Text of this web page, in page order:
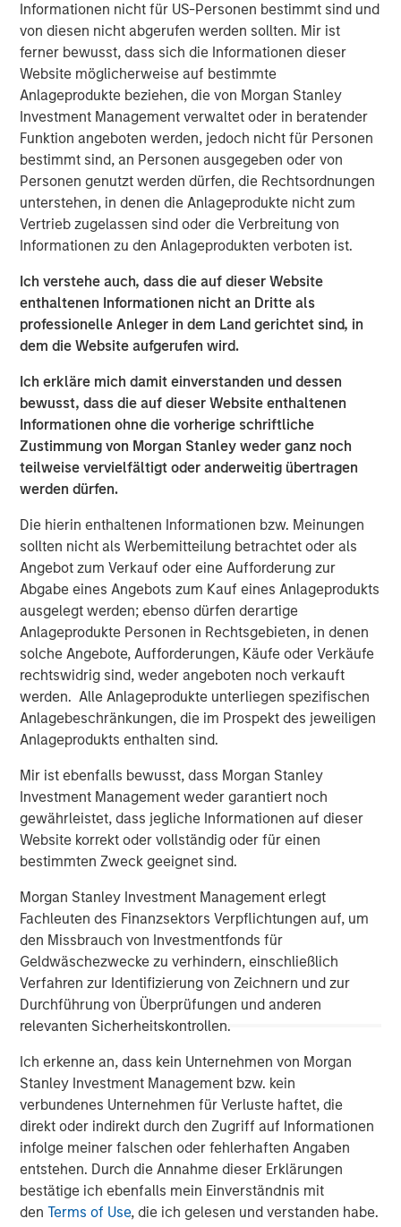
Informationen nicht für US-Personen bestimmt sind und
von diesen nicht abgerufen werden sollten. Mir ist
ferner bewusst, dass sich die Informationen dieser
Website möglicherweise auf bestimmte
Anlageprodukte beziehen, die von Morgan Stanley
Investment Management verwaltet oder in beratender
Funktion angeboten werden, jedoch nicht für Personen
bestimmt sind, an Personen ausgegeben oder von
Personen genutzt werden dürfen, die Rechtsordnungen
unterstehen, in denen die Anlageprodukte nicht zum
Vertrieb zugelassen sind oder die Verbreitung von
Informationen zu den Anlageprodukten verboten ist.
Ich verstehe auch, dass die auf dieser Website
enthaltenen Informationen nicht an Dritte als
professionelle Anleger in dem Land gerichtet sind, in
dem die Website aufgerufen wird.
Ich erkläre mich damit einverstanden und dessen
bewusst, dass die auf dieser Website enthaltenen
Informationen ohne die vorherige schriftliche
Zustimmung von Morgan Stanley weder ganz noch
teilweise vervielfältigt oder anderweitig übertragen
werden dürfen.
Die hierin enthaltenen Informationen bzw. Meinungen
sollten nicht als Werbemitteilung betrachtet oder als
Angebot zum Verkauf oder eine Aufforderung zur
Abgabe eines Angebots zum Kauf eines Anlageprodukts
ausgelegt werden; ebenso dürfen derartige
Anlageprodukte Personen in Rechtsgebieten, in denen
solche Angebote, Aufforderungen, Käufe oder Verkäufe
rechtswidrig sind, weder angeboten noch verkauft
werden. Alle Anlageprodukte unterliegen spezifischen
Anlagebeschränkungen, die im Prospekt des jeweiligen
Anlageprodukts enthalten sind.
Mir ist ebenfalls bewusst, dass Morgan Stanley
Investment Management weder garantiert noch
gewährleistet, dass jegliche Informationen auf dieser
Website korrekt oder vollständig oder für einen
bestimmten Zweck geeignet sind.
Morgan Stanley Investment Management erlegt
Fachleuten des Finanzsektors Verpflichtungen auf, um
den Missbrauch von Investmentfonds für
Geldwäschezwecke zu verhindern, einschließlich
Verfahren zur Identifizierung von Zeichnern und zur
Durchführung von Überprüfungen und anderen
relevanten Sicherheitskontrollen.
Ich erkenne an, dass kein Unternehmen von Morgan
Stanley Investment Management bzw. kein
verbundenes Unternehmen für Verluste haftet, die
direkt oder indirekt durch den Zugriff auf Informationen
infolge meiner falschen oder fehlerhaften Angaben
entstehen. Durch die Annahme dieser Erklärungen
bestätige ich ebenfalls mein Einverständnis mit
denTerms of Use, die ich gelesen und verstanden habe.
About ION Influencers
ION Analytics, the parent company of merger market, is a
financial news and data provider. The ION Influencers'
fireside chat series is an initiative launched in early 2022
to speak to the brightest minds and visionaries of the
capital market, with the goal of providing knowledge and
connectivity. The series is hosted by Giovanni Amodeo,
the Chief Data Officer at ION Analytics. He has over 22
years of experience in the financial data, news, and
analytics space.
This a general communication, which is not impartial and
all information provided has been prepared solely for
informational and educational purposes and does not
constitute an offer or a recommendation to buy or sell
investment strategy. The views and opinions and/or
analysis expressed are those of the author or the
investment team as of the date of preparation of this
material and are subject to change at any time without
notice due to market or economic conditions and may not
necessarily come to pass. Forecasts and/or estimates
actually come to pass. Information regarding expected
market returns and market outlooks is based on the
research, analysis and opinions of the authors or the
investment team.
Morgan Stanley Private Equity Solutions Team
Morgan Stanley Private Equity Solutions provides
investors with access to broadly diversified and thematic
private equity portfolios, spanning primary fund
commitments, co-investments, secondaries, impact
The Author
Vikram Raju
Managing Director